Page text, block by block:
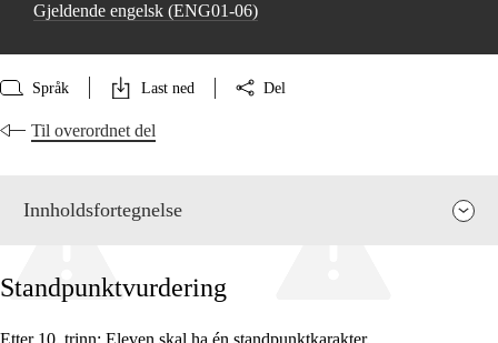
Gjeldende engelsk (ENG01‑06)
Språk Last ned Del
Til overordnet del
Innholdsfortegnelse
Standpunktvurdering